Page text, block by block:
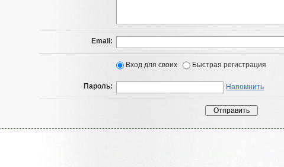
Email:
Вход для своих Быстрая регистрация
Пароль: Напомнить